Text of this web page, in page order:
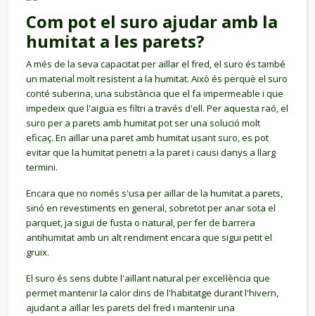
Com pot el suro ajudar amb la
humitat a les parets?
A més de la seva capacitat per aïllar el fred, el suro és també
un material molt resistent a la humitat. Això és perquè el suro
conté suberina, una substància que el fa impermeable i que
impedeix que l'aigua es filtri a través d'ell. Per aquesta raó, el
suro per a parets amb humitat pot ser una solució molt
eficaç. En aïllar una paret amb humitat usant suro, es pot
evitar que la humitat penetri a la paret i causi danys a llarg
termini.
Encara que no només s'usa per aïllar de la humitat a parets,
sinó en revestiments en general, sobretot per anar sota el
parquet, ja sigui de fusta o natural, per fer de barrera
antihumitat amb un alt rendiment encara que sigui petit el
gruix.
El suro és sens dubte l'aïllant natural per excel·lència que
permet mantenir la calor dins de l'habitatge durant l'hivern,
ajudant a aïllar les parets del fred i mantenir una